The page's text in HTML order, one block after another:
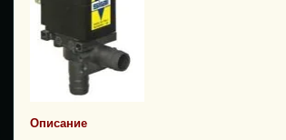
Описание